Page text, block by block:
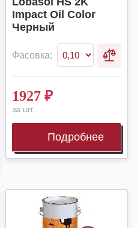
Impact Oil Color
Черный
Фасовка:
1927 ₽
за шт.
Подробнее